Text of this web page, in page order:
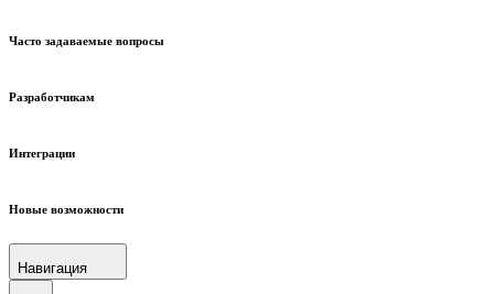
Часто задаваемые вопросы
Разработчикам
Интеграции
Новые возможности
Навигация